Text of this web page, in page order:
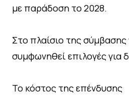
με παράδοση το 2028.
Στο πλαίσιο της
συμφωνηθεί επιλογές για
Το κόστος της επένδυσης